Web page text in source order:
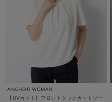
ANCHOR WOMAN
【UVカット】フロントタックカットソー